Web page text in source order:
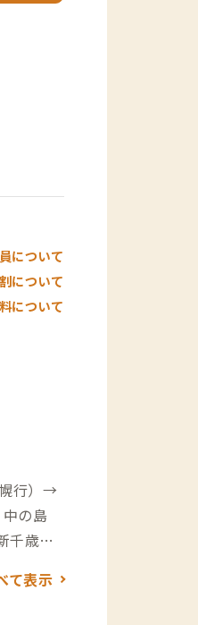
について
について
について
行）→
の島
て表示